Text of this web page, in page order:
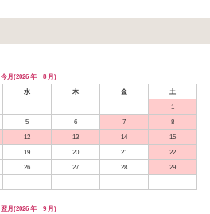
今月(2026 年 8 月)
水 木 金
土
1
5 6 7
8
12 13 14
15
19 20 21
22
26 27 28
29
翌月(2026 年 9 月)